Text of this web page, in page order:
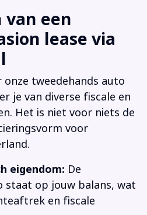
van een
lease via
tweedehands auto
je van diverse fiscale en
Het is niet voor niets de
voor
eigendom: De
staat op jouw balans, wat
en fiscale